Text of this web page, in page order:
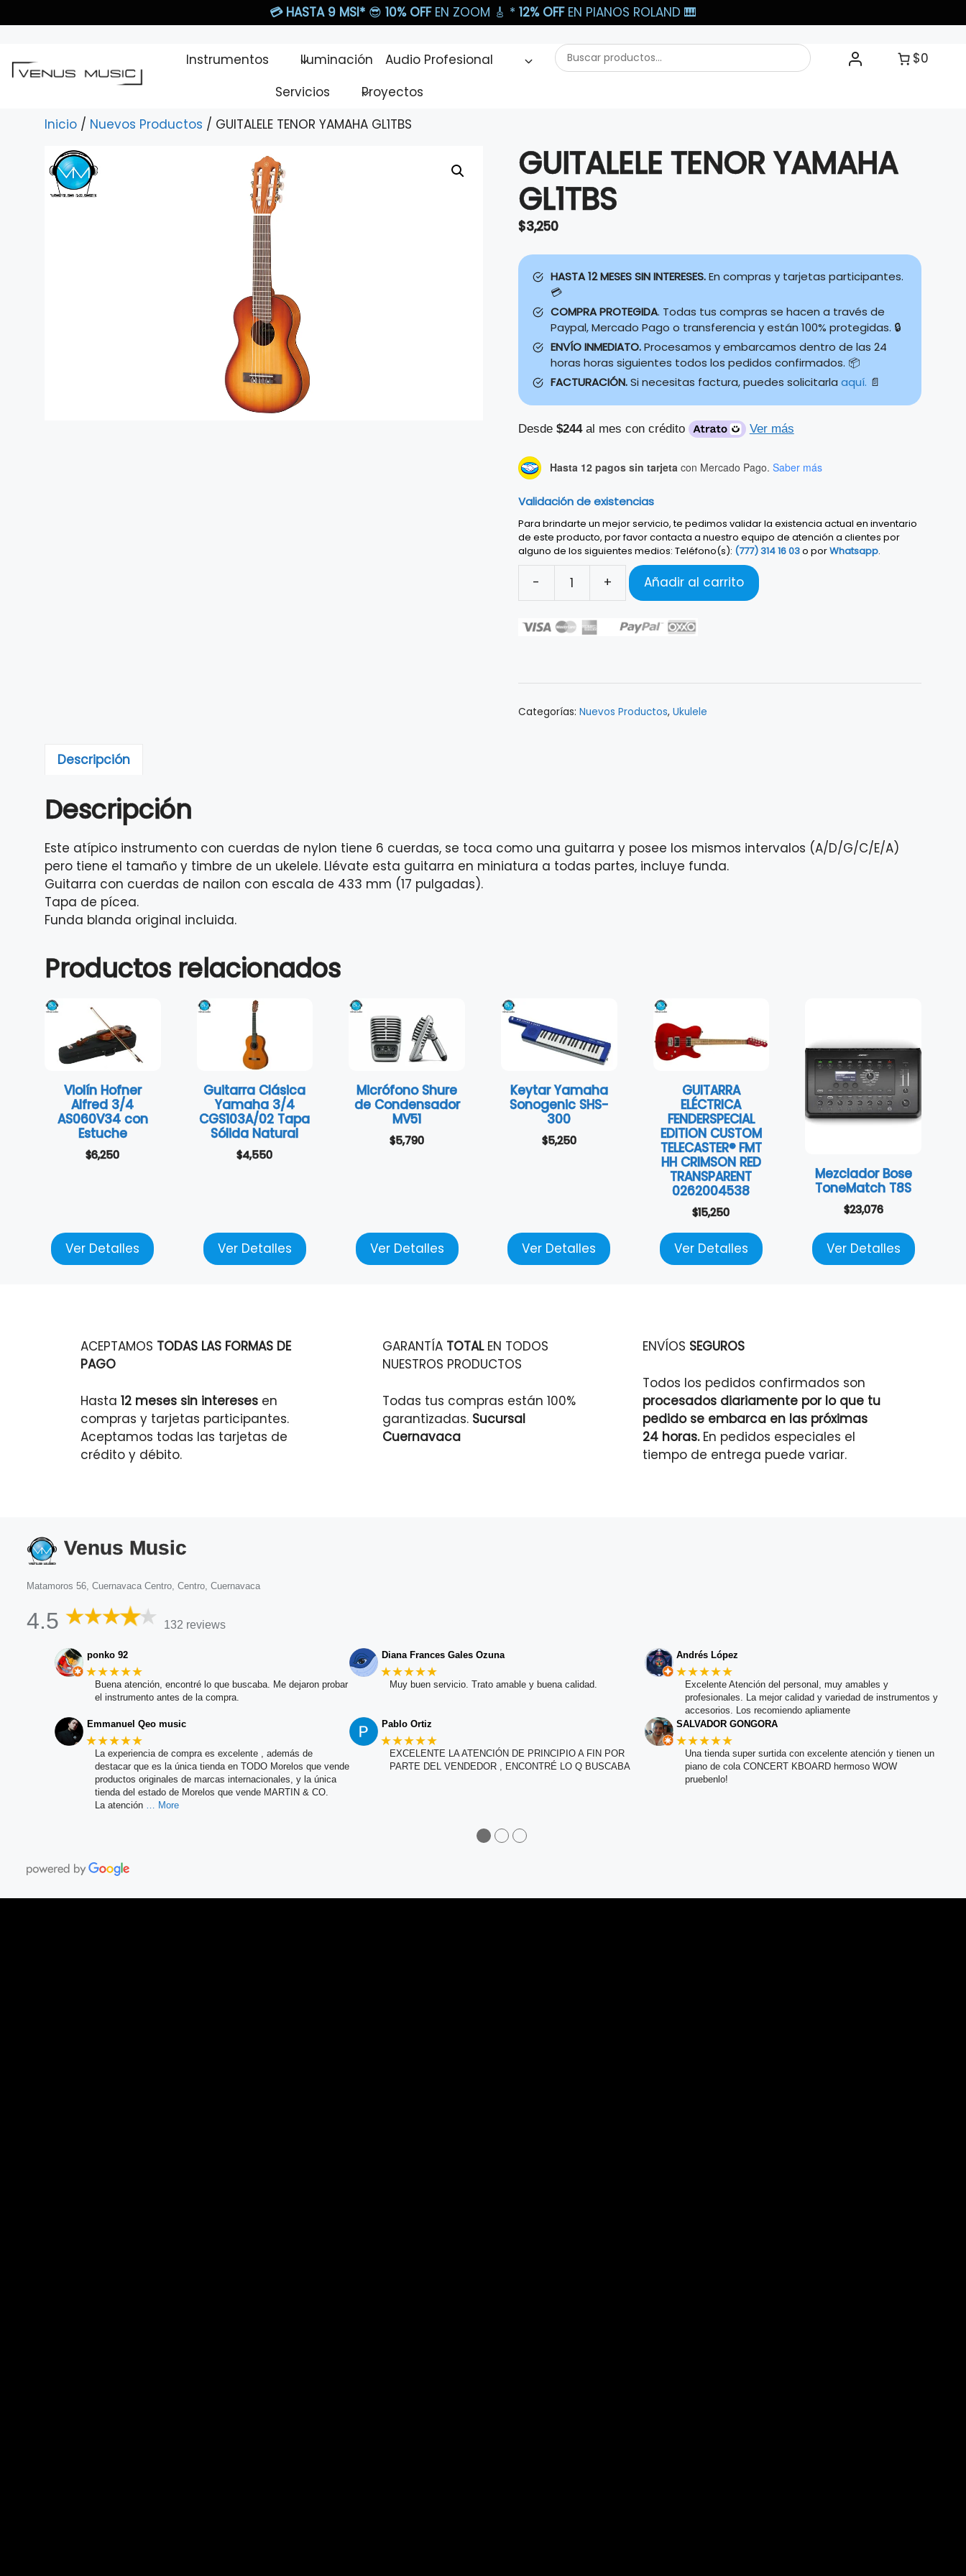
al
💳 HASTA 9 MSI* 😎 10% OFF EN ZOOM 🎸​ * 12% OFFEN PIANOS ROLAND 🎹​
Instrumentos Iluminación
Audio Profesional
Servicios
Proyectos
Buscar
productos...
$0
Inicio / Nuevos Productos / GUITALELE TENOR YAMAHA GL1TBS
GUITALELE TENOR YAMAHA
GL1TBS
$3,250
HASTA 12 MESES SIN INTERESES.En compras y tarjetas participantes.
💳
COMPRA PROTEGIDA. Todas tus compras se hacen a través de
Paypal, Mercado Pago o transferencia y están 100% protegidas. 🔒
ENVÍO INMEDIATO.Procesamos y embarcamos dentro de las 24
horas horas siguientes todos los pedidos confirmados. 📦
FACTURACIÓN.Si necesitas factura, puedes solicitarla aquí. 📄
Desde $244al mes con crédito Ver más
Hasta 12 pagos sin tarjetacon Mercado Pago. Saber más
Validación de existencias
Para brindarte un mejor servicio, te pedimos validar la existencia actual en inventario
de este producto, por favor contacta a nuestro equipo de atención a clientes por
alguno de los siguientes medios: Teléfono(s): (777) 314 16 03o porWhatsapp.
-
GUITALELE
YAMAHA
+ Añadir al carrito
Categorías: Nuevos Productos, Ukulele
Descripción
Descripción
Este atípico instrumento con cuerdas de nylon tiene 6 cuerdas, se toca como una guitarra y posee los mismos intervalos (A/D/G/C/E/A)
pero tiene el tamaño y timbre de un ukelele. Llévate esta guitarra en miniatura a todas partes, incluye funda.
Guitarra con cuerdas de nailon con escala de 433 mm (17 pulgadas).
Tapa de pícea.
Funda blanda original incluida.
Productos relacionados
Violín Hofner
Alfred 3/4
AS060V34 con
Estuche
$6,250
Ver Detalles
Guitarra Clásica
Yamaha 3/4
CGS103A/02 Tapa
Sólida Natural
$4,550
Ver Detalles
Micrófono Shure
de Condensador
MV51
$5,790
Ver Detalles
Keytar Yamaha
Sonogenic SHS-
300
$5,250
Ver Detalles
GUITARRA
ELÉCTRICA
FENDERSPECIAL
EDITION CUSTOM
TELECASTER® FMT
HH CRIMSON RED
TRANSPARENT
0262004538
$15,250
Ver Detalles
Mezclador Bose
ToneMatch T8S
$23,076
Ver Detalles
ACEPTAMOS TODAS LAS FORMAS DE
PAGO
Hasta 12 meses sin intereses en
compras y tarjetas participantes.
Aceptamos todas las tarjetas de
crédito y débito.
GARANTÍA TOTALEN TODOS
NUESTROS PRODUCTOS
Todas tus compras están 100%
garantizadas. Sucursal
Cuernavaca
ENVÍOS SEGUROS
Todos los pedidos confirmados son
procesados diariamente por lo que tu
pedido se embarca en las próximas
24 horas.En pedidos especiales el
tiempo de entrega puede variar.
Venus Music
Matamoros 56, Cuernavaca Centro, Centro, Cuernavaca
4.5 132 reviews
ponko 92
★★★★★
Buena atención, encontré lo que buscaba. Me dejaron probar
el instrumento antes de la compra.
Diana Frances Gales Ozuna
★★★★★
Muy buen servicio. Trato amable y buena calidad.
Andrés López
★★★★★
Excelente Atención del personal, muy amables y
profesionales. La mejor calidad y variedad de instrumentos y
accesorios. Los recomiendo apliamente
Emmanuel Qeo music
★★★★★
La experiencia de compra es excelente , además de
destacar que es la única tienda en TODO Morelos que vende
productos originales de marcas internacionales, y la única
tienda del estado de Morelos que vende MARTIN & CO.
La atención … More
Pablo Ortiz
★★★★★
EXCELENTE LA ATENCIÓN DE PRINCIPIO A FIN POR
PARTE DEL VENDEDOR , ENCONTRÉ LO Q BUSCABA
SALVADOR GONGORA
★★★★★
Una tienda super surtida con excelente atención y tienen un
piano de cola CONCERT KBOARD hermoso WOW
pruebenlo!
●●●